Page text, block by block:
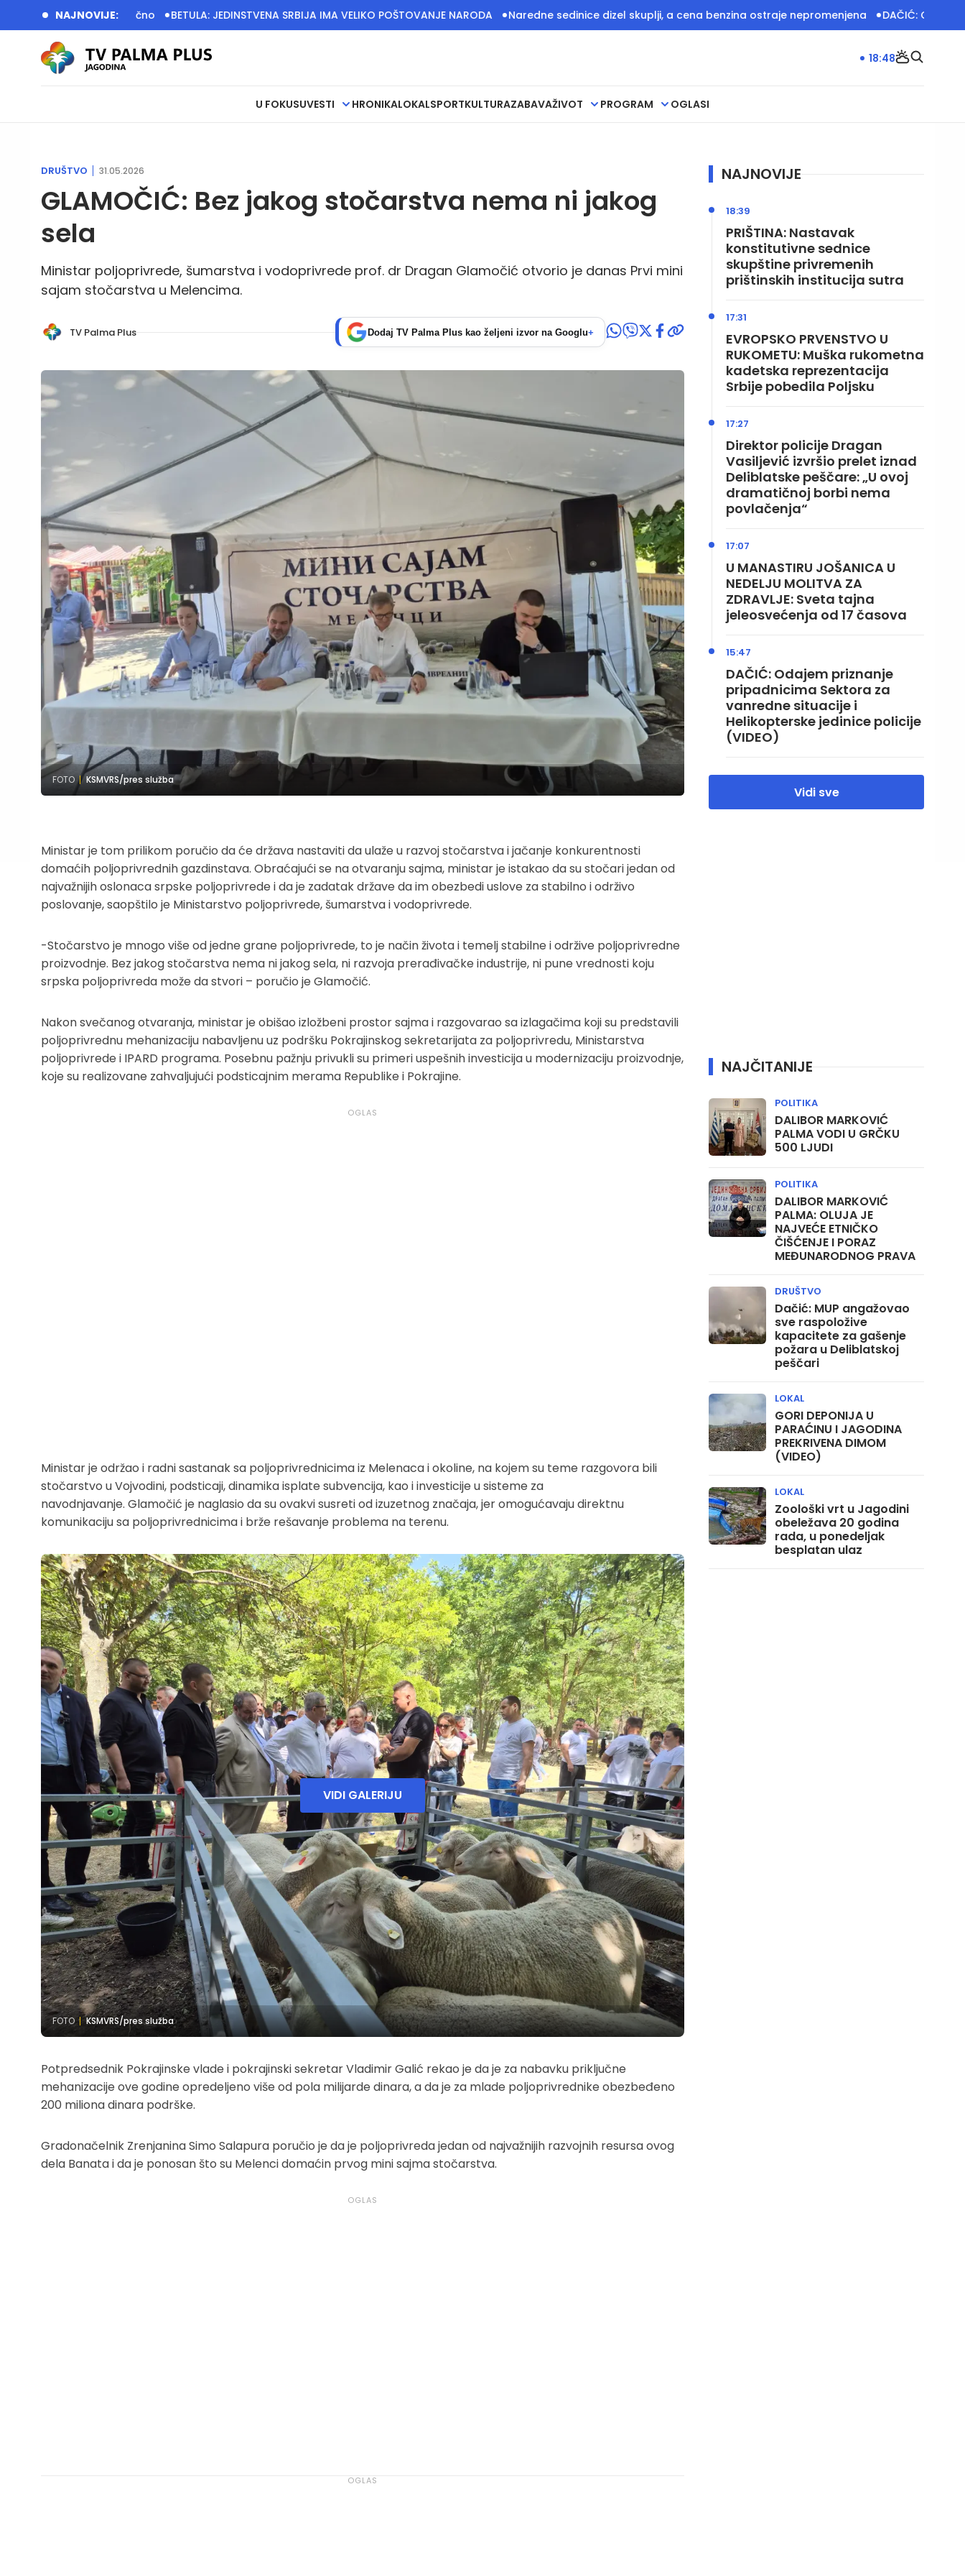
NAJNOVIJE:
i dalje kritično BETULA: JEDINSTVENA SRBIJA IMA VELIKO POŠTOVANJE NARODA Naredne sedinice dizel skuplji, a cena benzina ostraje nepromenjena DAČIĆ: Odajem priznanje
U FOKUSUVESTI HRONIKALOKALSPORTKULTURAZABAVAŽIVOT PROGRAM OGLASI
18:48
DRUŠTVO 31.05.2026
GLAMOČIĆ: Bez jakog stočarstva nema ni jakog
sela
Ministar poljoprivrede, šumarstva i vodoprivrede prof. dr Dragan Glamočić otvorio je danas Prvi mini
sajam stočarstva u Melencima.
TV Palma Plus Dodaj TV Palma Plus kao željeni izvor na Googlu+
FOTO KSMVRS/pres služba
Ministar je tom prilikom poručio da će država nastaviti da ulaže u razvoj stočarstva i jačanje konkurentnosti
domaćih poljoprivrednih gazdinstava. Obraćajući se na otvaranju sajma, ministar je istakao da su stočari jedan od
najvažnijih oslonaca srpske poljoprivrede i da je zadatak države da im obezbedi uslove za stabilno i održivo
poslovanje, saopštilo je Ministarstvo poljoprivrede, šumarstva i vodoprivrede.
-Stočarstvo je mnogo više od jedne grane poljoprivrede, to je način života i temelj stabilne i održive poljoprivredne
proizvodnje. Bez jakog stočarstva nema ni jakog sela, ni razvoja prerađivačke industrije, ni pune vrednosti koju
srpska poljoprivreda može da stvori – poručio je Glamočić.
Nakon svečanog otvaranja, ministar je obišao izložbeni prostor sajma i razgovarao sa izlagačima koji su predstavili
poljoprivrednu mehanizaciju nabavljenu uz podršku Pokrajinskog sekretarijata za poljoprivredu, Ministarstva
poljoprivrede i IPARD programa. Posebnu pažnju privukli su primeri uspešnih investicija u modernizaciju proizvodnje,
koje su realizovane zahvaljujući podsticajnim merama Republike i Pokrajine.
Ministar je održao i radni sastanak sa poljoprivrednicima iz Melenaca i okoline, na kojem su teme razgovora bili
stočarstvo u Vojvodini, podsticaji, dinamika isplate subvencija, kao i investicije u sisteme za
navodnjavanje. Glamočić je naglasio da su ovakvi susreti od izuzetnog značaja, jer omogućavaju direktnu
komunikaciju sa poljoprivrednicima i brže rešavanje problema na terenu.
FOTO KSMVRS/pres služba
VIDI GALERIJU
Potpredsednik Pokrajinske vlade i pokrajinski sekretar Vladimir Galić rekao je da je za nabavku priključne
mehanizacije ove godine opredeljeno više od pola milijarde dinara, a da je za mlade poljoprivrednike obezbeđeno
200 miliona dinara podrške.
Gradonačelnik Zrenjanina Simo Salapura poručio je da je poljoprivreda jedan od najvažnijih razvojnih resursa ovog
dela Banata i da je ponosan što su Melenci domaćin prvog mini sajma stočarstva.
NAJNOVIJE
PRIŠTINA: Nastavak
konstitutivne sednice
skupštine privremenih
prištinskih institucija sutra
18:39
EVROPSKO PRVENSTVO U
RUKOMETU: Muška rukometna
kadetska reprezentacija
Srbije pobedila Poljsku
17:31
Direktor policije Dragan
Vasiljević izvršio prelet iznad
Deliblatske peščare: „U ovoj
dramatičnoj borbi nema
povlačenja“
17:27
U MANASTIRU JOŠANICA U
NEDELJU MOLITVA ZA
ZDRAVLJE: Sveta tajna
jeleosvećenja od 17 časova
17:07
DAČIĆ: Odajem priznanje
pripadnicima Sektora za
vanredne situacije i
Helikopterske jedinice policije
(VIDEO)
15:47
Vidi sve
NAJČITANIJE
DALIBOR MARKOVIĆ
PALMA VODI U GRČKU
500 LJUDI
POLITIKA
DALIBOR MARKOVIĆ
PALMA: OLUJA JE
NAJVEĆE ETNIČKO
ČIŠĆENJE I PORAZ
MEĐUNARODNOG PRAVA
POLITIKA
Dačić: MUP angažovao
sve raspoložive
kapacitete za gašenje
požara u Deliblatskoj
peščari
DRUŠTVO
GORI DEPONIJA U
PARAĆINU I JAGODINA
PREKRIVENA DIMOM
(VIDEO)
LOKAL
Zoološki vrt u Jagodini
obeležava 20 godina
rada, u ponedeljak
besplatan ulaz
LOKAL